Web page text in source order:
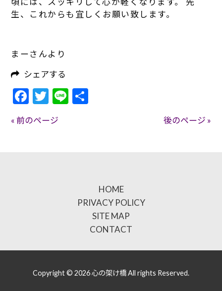
生、これからも宜しくお願い致します。
まーさんより
シェアする
Facebook
Twitter
Line
« 前のページ 後のページ »
HOME
PRIVACY POLICY
SITE MAP
CONTACT
Copyright © 2026 心の架け橋 All rights Reserved.